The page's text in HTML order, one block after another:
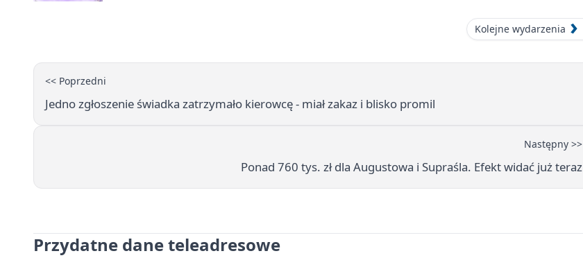
Kolejne wydarzenia
<< Poprzedni
Jedno zgłoszenie świadka zatrzymało kierowcę - miał zakaz i blisko promil
Następny >>
Ponad 760 tys. zł dla Augustowa i Supraśla. Efekt widać już teraz
Przydatne dane teleadresowe